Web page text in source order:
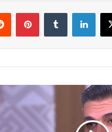
‫X لينكدإن